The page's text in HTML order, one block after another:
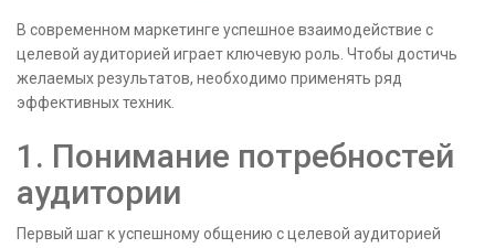
В современном маркетинге успешное взаимодействие с
целевой аудиторией играет ключевую роль. Чтобы достичь
желаемых результатов, необходимо применять ряд
эффективных техник.
1. Понимание потребностей
аудитории
Первый шаг к успешному общению с целевой аудиторией